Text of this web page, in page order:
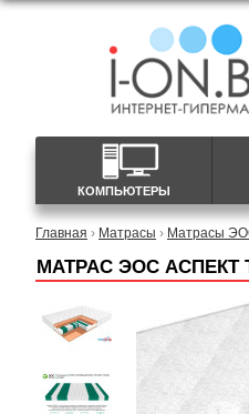
КОМПЬЮТЕРЫ
Главная › Матрасы › Матрасы
МАТРАС ЭОС АСПЕКТ